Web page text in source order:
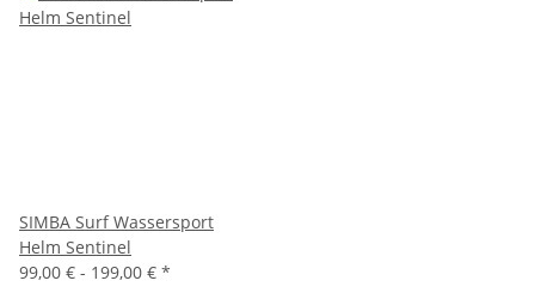
SIMBA Surf Wassersport
Helm Sentinel
99,00 € - 199,00 € *